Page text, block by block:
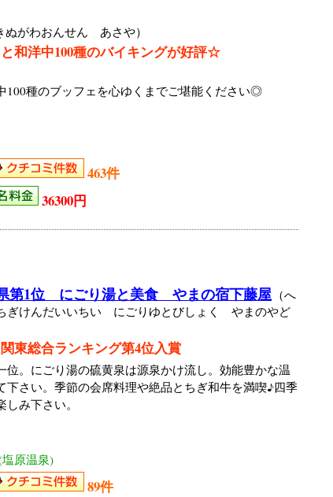
ぬがわおんせん あさや）
和洋中100種のバイキングが好評☆
100種のブッフェを心ゆくまでご堪能ください◎
463件
36300円
県第1位 にごり湯と美食 やまの宿下藤屋 （へ
ぎけんだいいちい にごりゆとびしょく やまのやど
東総合ランキング第4位入賞
位。にごり湯の硫黄泉は源泉かけ流し。効能豊かな温
下さい。季節の会席料理や絶品とちぎ和牛を満喫♪四季
み下さい。
原温泉)
89件